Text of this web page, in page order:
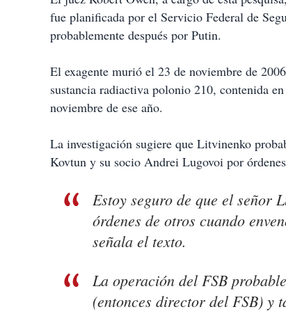
fue planificada por el Servicio Federal de
probablemente después por Putin.
El exagente murió el 23 de noviembre de
sustancia radiactiva polonio 210, contenida
noviembre de ese año.
La investigación sugiere que Litvinenko
Kovtun y su socio Andrei Lugovoi por
Estoy seguro de que el señor
órdenes de otros cuando
señala el texto.
La operación del FSB
(entonces director del FSB) y